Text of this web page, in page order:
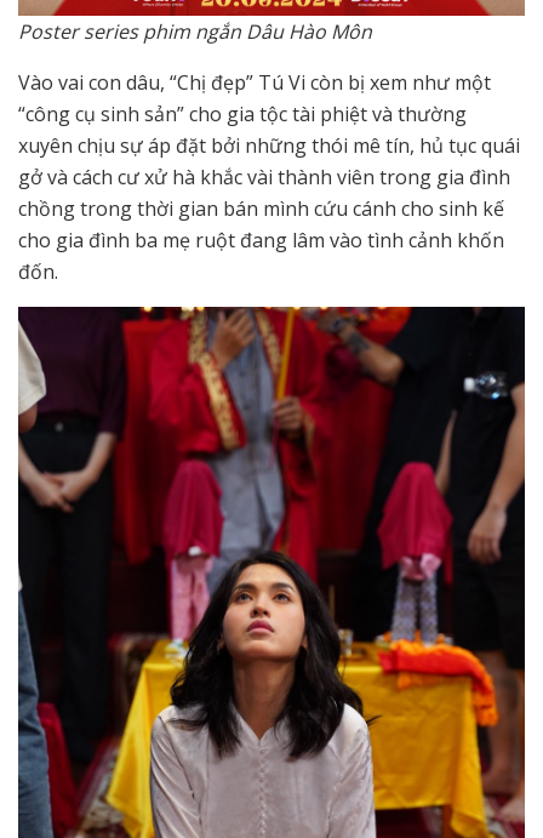
Poster series phim ngắn Dâu Hào Môn
Vào vai con dâu, “Chị đẹp” Tú Vi còn bị xem như một
“công cụ sinh sản” cho gia tộc tài phiệt và thường
xuyên chịu sự áp đặt bởi những thói mê tín, hủ tục quái
gở và cách cư xử hà khắc vài thành viên trong gia đình
chồng trong thời gian bán mình cứu cánh cho sinh kế
cho gia đình ba mẹ ruột đang lâm vào tình cảnh khốn
đốn.